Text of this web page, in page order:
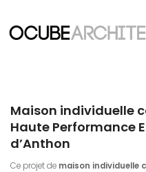
Maison individuelle
Haute Performance
d’Anthon
Ce projet de maison individuelle